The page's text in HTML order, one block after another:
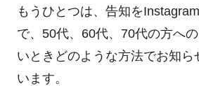
もうひとつは、告知を
で、50代、60代、70代の方へ
いときどのような方法でお知ら
います。